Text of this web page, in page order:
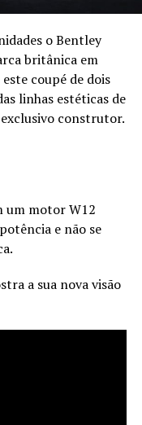
o Bentley
britânica em
coupé de dois
linhas estéticas de
construtor.
um motor W12
e não se
a sua nova visão